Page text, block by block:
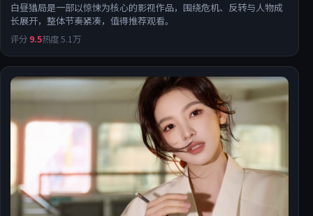
白昼猎局是一部以惊悚为核心的影视作品，围绕危机、反转与人物成
长展开，整体节奏紧凑，值得推荐观看。
评分 9.5热度5.1万